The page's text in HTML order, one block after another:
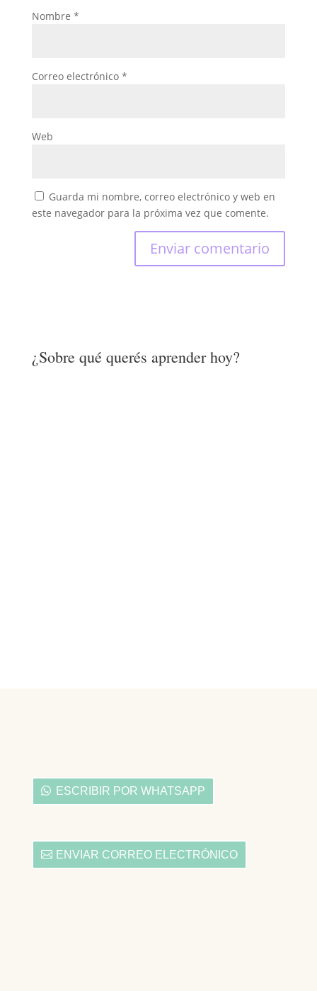
Nombre *
Correo electrónico *
Web
Guarda mi nombre, correo electrónico y web en
este navegador para la próxima vez que comente.
¿Sobre qué querés aprender hoy?
ESCRIBIR POR WHATSAPP
ENVIAR CORREO ELECTRÓNICO